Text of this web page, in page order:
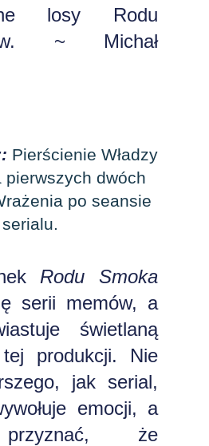
losy Rodu
~ Michał
Pierścienie Władzy
dwóch
po seansie
serialu.
Rodu Smoka
serii memów, a
świetlaną
tej produkcji. Nie
jak serial,
emocji, a
że